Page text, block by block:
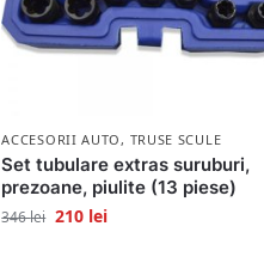
ACCESORII AUTO , TRUSE SCULE
Set tubulare extras suruburi,
prezoane, piulite (13 piese)
346lei 210 lei